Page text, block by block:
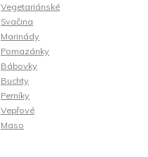
Vegetariánské
Svačina
Marinády
Pomazánky
Bábovky
Buchty
Perníky
Vepřové
Maso